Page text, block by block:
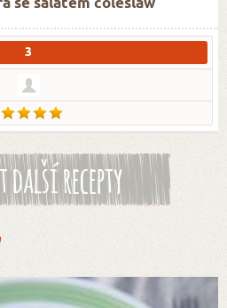
3
další recepty